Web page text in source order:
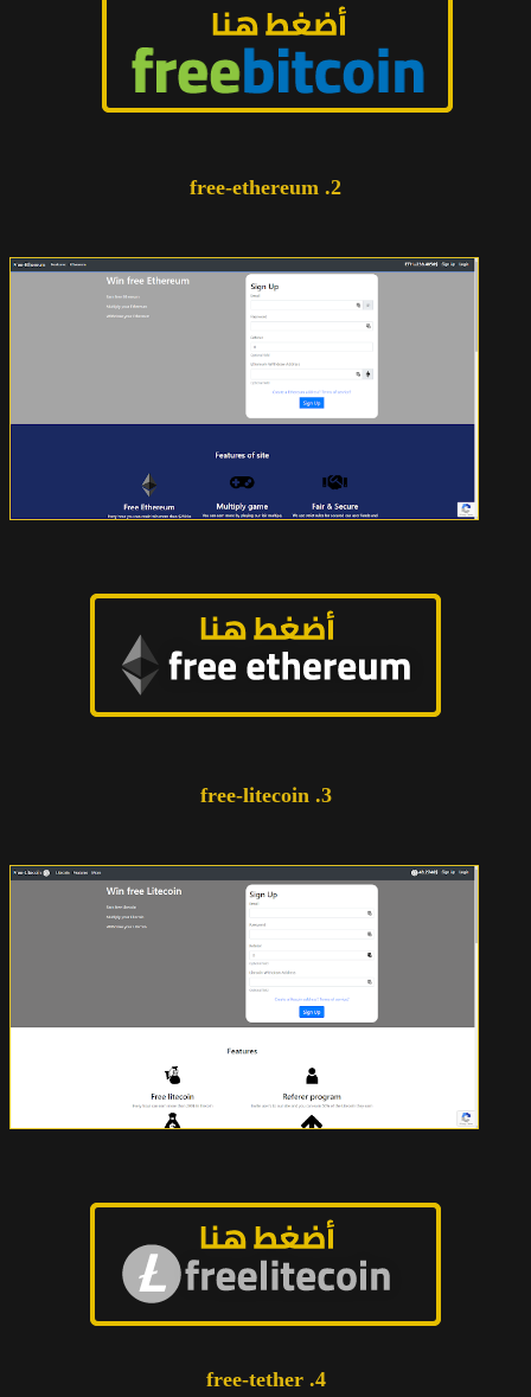
2. free-ethereum
3. free-litecoin
4. free-tether